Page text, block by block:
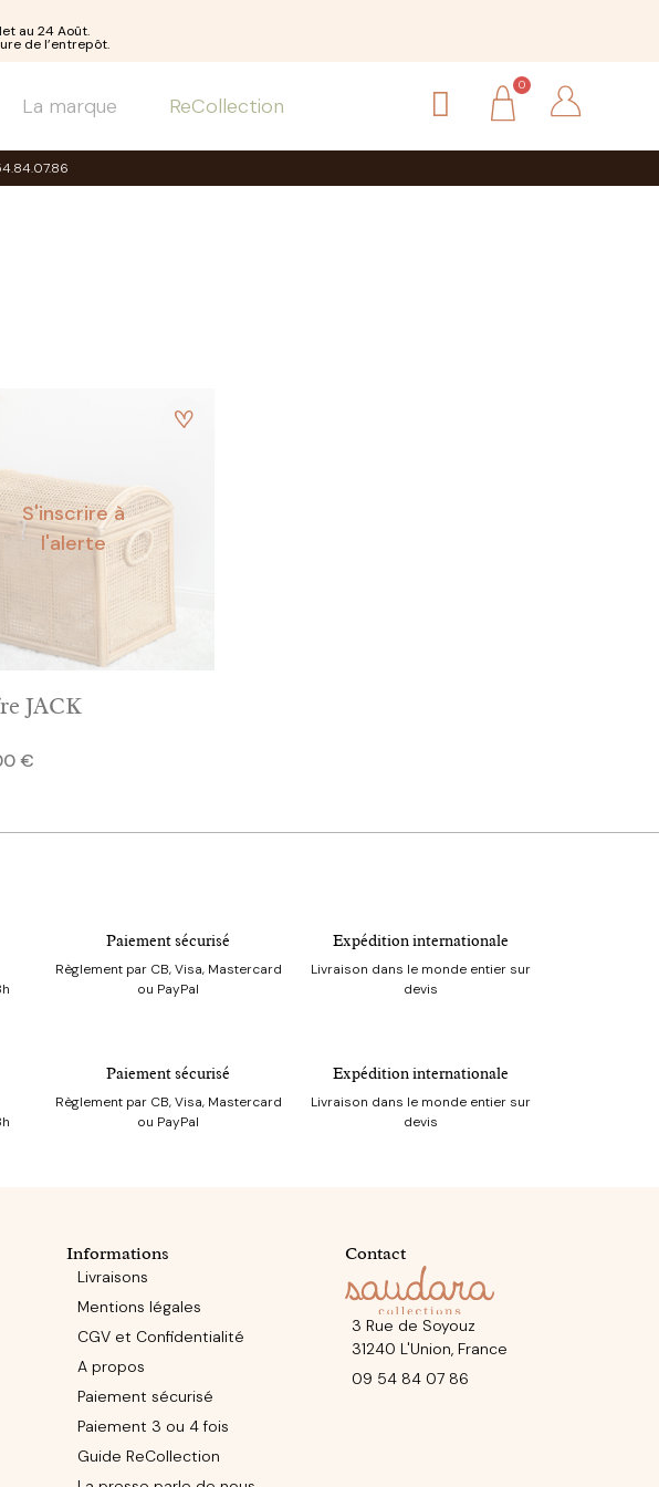
au 24 Août.
de l’entrepôt.
La marque ReCollection
S'inscrire à
l'alerte
JACK
€
Paiement sécurisé
Règlement par CB, Visa, Mastercard
ou PayPal
Expédition internationale
Livraison dans le monde entier sur
devis
Paiement sécurisé
Règlement par CB, Visa, Mastercard
ou PayPal
Expédition internationale
Livraison dans le monde entier sur
devis
Informations
Livraisons
Mentions légales
CGV et Confidentialité
A propos
Paiement sécurisé
Paiement 3 ou 4 fois
Guide ReCollection
Contact
3 Rue de Soyouz
31240 L'Union, France
09 54 84 07 86